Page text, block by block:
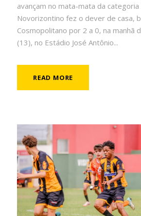
avançam no mata-mata da
Novorizontino fez o dever de casa,
Cosmopolitano por 2 a 0, na manhã
(13), no Estádio José Antônio...
READ MORE